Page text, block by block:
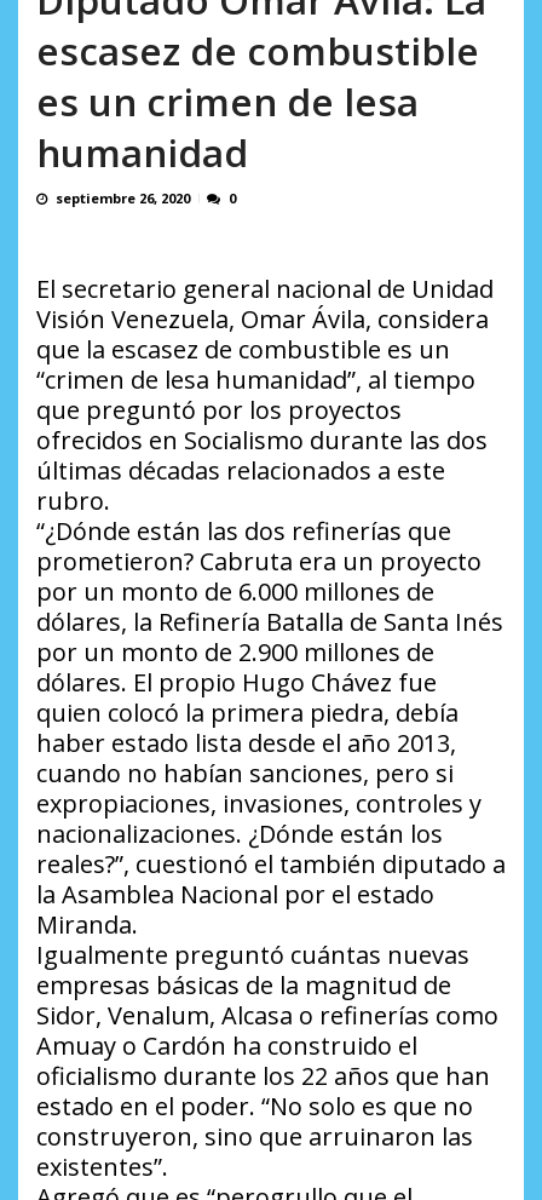
escasez de combustible
es un crimen de lesa
humanidad
septiembre 26, 2020 0
El secretario general nacional de Unidad
Visión Venezuela, Omar Ávila, considera
que la escasez de combustible es un
“crimen de lesa humanidad”, al tiempo
que preguntó por los proyectos
ofrecidos en Socialismo durante las dos
últimas décadas relacionados a este
rubro.
“¿Dónde están las dos refinerías que
prometieron? Cabruta era un proyecto
por un monto de 6.000 millones de
dólares, la Refinería Batalla de Santa Inés
por un monto de 2.900 millones de
dólares. El propio Hugo Chávez fue
quien colocó la primera piedra, debía
haber estado lista desde el año 2013,
cuando no habían sanciones, pero si
expropiaciones, invasiones, controles y
nacionalizaciones. ¿Dónde están los
reales?”, cuestionó el también diputado a
la Asamblea Nacional por el estado
Miranda.
Igualmente preguntó cuántas nuevas
empresas básicas de la magnitud de
Sidor, Venalum, Alcasa o refinerías como
Amuay o Cardón ha construido el
oficialismo durante los 22 años que han
estado en el poder. “No solo es que no
construyeron, sino que arruinaron las
existentes”.